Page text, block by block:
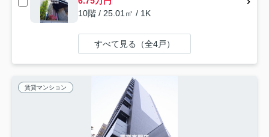
10階 / 25.01㎡ / 1K
すべて見る（全4戸）
賃貸マンション